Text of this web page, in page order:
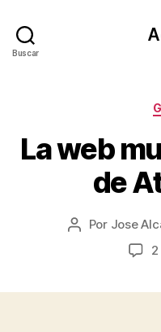
Buscar
La web
de
Autor
Por Jose